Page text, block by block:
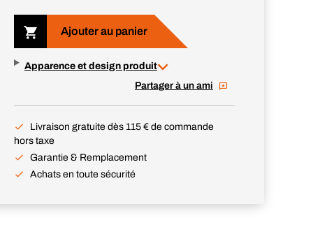
Ajouter au panier
Apparence et design produit
Partager à un ami
Livraison gratuite dès 115 € de commande
hors taxe
Garantie & Remplacement
Achats en toute sécurité